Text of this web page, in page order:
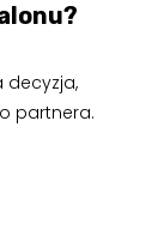
decyzja,
partnera.